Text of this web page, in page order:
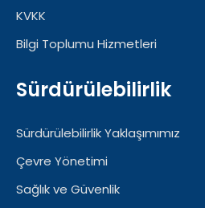
KVKK
Bilgi Toplumu Hizmetleri
Sürdürülebilirlik
Sürdürülebilirlik Yaklaşımımız
Çevre Yönetimi
Sağlık ve Güvenlik